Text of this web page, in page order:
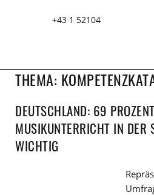
+43 1 52104
THEMA:
DEUTSCHLAND: 69
MUSIKUNTERRICHT IN DER
WICHTIG